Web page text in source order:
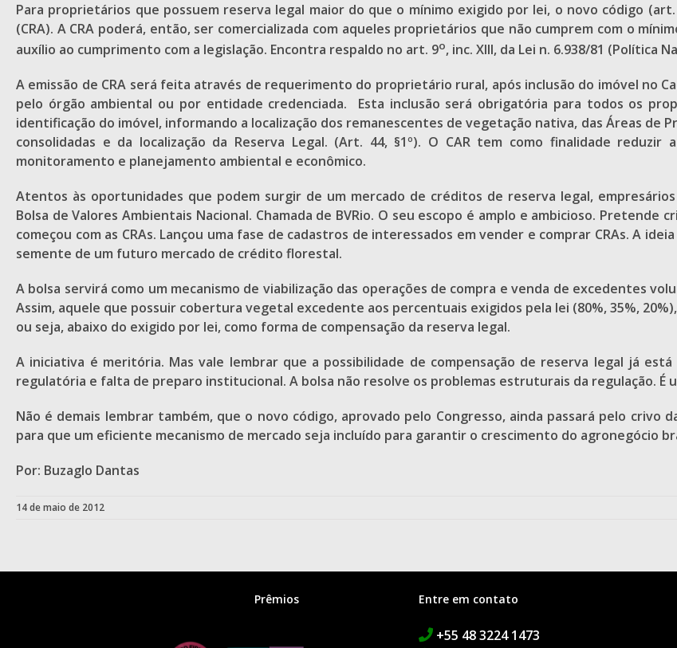
Para proprietários que possuem reserva legal maior do que o mínimo exigido por lei, o novo código
(CRA). A CRA poderá, então, ser comercializada com aqueles proprietários que não cumprem com o
auxílio ao cumprimento com a legislação. Encontra respaldo no art. 9o, inc. XIII, da Lei n. 6.938/81 (Política
A emissão de CRA será feita através de requerimento do proprietário rural, após inclusão do imóvel no
pelo órgão ambiental ou por entidade credenciada. Esta inclusão será obrigatória para todos os
identificação do imóvel, informando a localização dos remanescentes de vegetação nativa, das Áreas de
consolidadas e da localização da Reserva Legal. (Art. 44, §1º). O CAR tem como finalidade
monitoramento e planejamento ambiental e econômico.
Atentos às oportunidades que podem surgir de um mercado de créditos de reserva legal,
Bolsa de Valores Ambientais Nacional. Chamada de BVRio. O seu escopo é amplo e ambicioso.
começou com as CRAs. Lançou uma fase de cadastros de interessados em vender e comprar CRAs. A
semente de um futuro mercado de crédito florestal.
A bolsa servirá como um mecanismo de viabilização das operações de compra e venda de excedentes
Assim, aquele que possuir cobertura vegetal excedente aos percentuais exigidos pela lei (80%, 35%,
ou seja, abaixo do exigido por lei, como forma de compensação da reserva legal.
A iniciativa é meritória. Mas vale lembrar que a possibilidade de compensação de reserva legal já
regulatória e falta de preparo institucional. A bolsa não resolve os problemas estruturais da regulação. É
Não é demais lembrar também, que o novo código, aprovado pelo Congresso, ainda passará pelo
para que um eficiente mecanismo de mercado seja incluído para garantir o crescimento do agronegócio
Por: Buzaglo Dantas
14 de maio de 2012
Prêmios Entre em contato
+55 48 3224 1473